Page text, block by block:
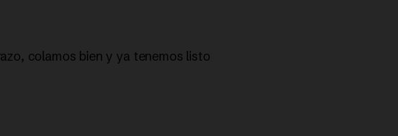
colamos bien y ya tenemos listo